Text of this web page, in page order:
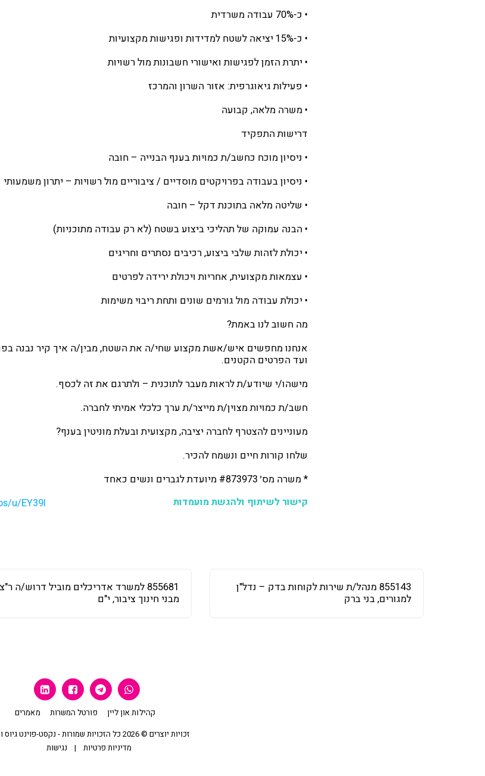
• כ-70% עבודה משרדית
• כ-15% יציאה לשטח למדידות ופגישות מקצועיות
• יתרת הזמן לפגישות ואישורי חשבונות מול רשויות
• פעילות גיאוגרפית: אזור השרון והמרכז
• משרה מלאה, קבועה
דרישות התפקיד
• ניסיון מוכח כחשב/ת כמויות בענף הבנייה – חובה
• ניסיון בעבודה בפרויקטים מוסדיים / ציבוריים מול רשויות – יתרון משמעותי
• שליטה מלאה בתוכנת דקל – חובה
• הבנה עמוקה של תהליכי ביצוע בשטח (לא רק עבודה מתוכניות)
• יכולת לזהות שלבי ביצוע, רכיבים נסתרים וחריגים
• עצמאות מקצועית, אחריות ויכולת ירידה לפרטים
• יכולת עבודה מול גורמים שונים ותחת ריבוי משימות
מה חשוב לנו באמת?
אנחנו מחפשים איש/אשת מקצוע שחי/ה את השטח, מבין/ה איך קיר נבנה
ועד הפרטים הקטנים.
מישהו/י שיודע/ת לראות מעבר לתוכנית – ולתרגם את זה לכסף.
חשב/ת כמויות מצוין/ת מייצר/ת ערך כלכלי אמיתי לחברה.
מעוניינים להצטרף לחברה יציבה, מקצועית ובעלת מוניטין בענף?
שלחו קורות חיים ונשמח להכיר.
* משרה מס׳ #873973 מיועדת לגברים ונשים כאחד
קישור לשיתוף ולהגשת מועמדות
u/EY39l
855143 מנהל/ת שירות לקוחות בדק – נדל"ן
למגורים, בני ברק
855681 למשרד אדריכלים מוביל דרוש/ה ר"צ
מבני חינוך ציבור, י"ם
קהילות און ליין פורטל המשרות
מאמרים
זכויות יוצרים © 2026 כל הזכויות שמורות -
נקסט-פוינט
מדיניות פרטיות | נגישות